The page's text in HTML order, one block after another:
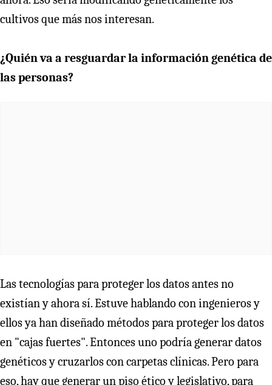
cultivos que más nos interesan.
¿Quién va a resguardar la información genética de
las personas?
Las tecnologías para proteger los datos antes no
existían y ahora sí. Estuve hablando con ingenieros y
ellos ya han diseñado métodos para proteger los datos
en "cajas fuertes". Entonces uno podría generar datos
genéticos y cruzarlos con carpetas clínicas. Pero para
eso, hay que generar un piso ético y legislativo, para